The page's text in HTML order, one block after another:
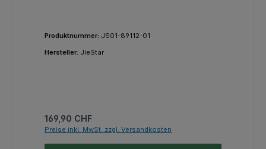
Produktnummer: JS01-89112-01
Hersteller: JieStar
Regulärer Preis:
169,90 CHF
Preise inkl. MwSt. zzgl. Versandkosten